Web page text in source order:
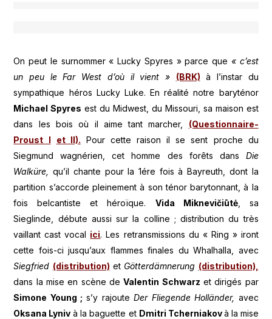
On peut le surnommer « Lucky Spyres » parce que « c’est
un peu le Far West d’où il vient »
(BRK) à l’instar du
sympathique héros Lucky Luke. En réalité notre baryténor
Michael Spyres est du Midwest, du Missouri, sa maison est
dans les bois où il aime tant marcher, (Questionnaire-
Proust I
et II). Pour cette raison il se sent proche du
Siegmund wagnérien, cet homme des forêts dans Die
Walküre,
qu’il chante pour la 1ére fois à Bayreuth, dont la
partition s’accorde pleinement à son ténor barytonnant, à la
fois belcantiste et héroïque. Vida Miknevičiūtė, sa
Sieglinde, débute aussi sur la colline ; distribution du très
vaillant cast vocal ici. Les retransmissions du « Ring » iront
cette fois-ci jusqu’aux flammes finales du Whalhalla, avec
Siegfried (distribution) et Götterdämnerung (distribution),
dans la mise en scène deValentin Schwarz et dirigés par
Simone Young ; s’y rajouteDer Fliegende Holländer, avec
Oksana Lyniv à la baguette et Dmitri Tcherniakovà la mise